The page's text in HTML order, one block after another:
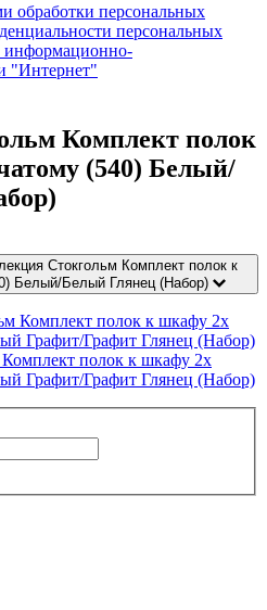
обработки персональных
персональных
информационно-
"Интернет"
Комплект полок
(540) Белый/
Стокгольм Комплект полок к
Белый/Белый Глянец (Набор)
полок к шкафу 2х
Графит/Графит Глянец (Набор)